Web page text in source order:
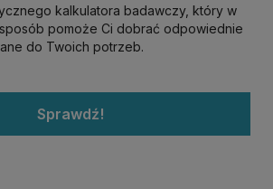
kalkulatora badawczy, który w
pomoże Ci dobrać odpowiednie
do Twoich potrzeb.
Sprawdź!